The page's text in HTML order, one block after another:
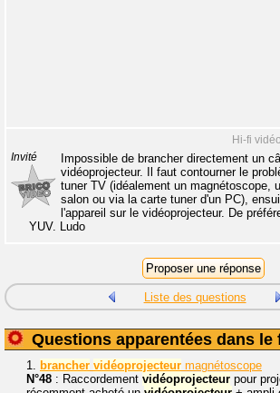
Hi-fi
Invité
Impossible de brancher directement un
vidéoprojecteur. Il faut contourner le
tuner TV (idéalement un magnétoscope,
salon ou via la carte tuner d'un PC),
l'appareil sur le vidéoprojecteur. De
YUV. Ludo
Liste des questions
Questions apparentées dans le
1. brancher vidéoprojecteur magnétoscope
N°48 : Raccordement vidéoprojecteur pour